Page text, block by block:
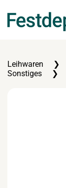
Zum
Leihwaren
Sonstiges